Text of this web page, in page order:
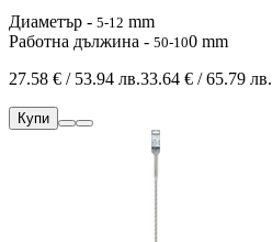
Диаметър - 5-12 mm
Работна дължина - 50-100 mm
27.58 € / 53.94 лв.33.64 € / 65.79 лв.
Купи